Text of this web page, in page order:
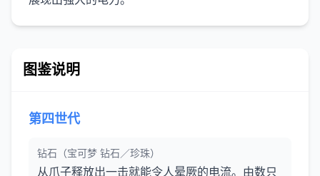
图鉴说明
第四世代
钻石（宝可梦 钻石／珍珠）
从爪子释放出一击就能令人晕厥的电流。由数只